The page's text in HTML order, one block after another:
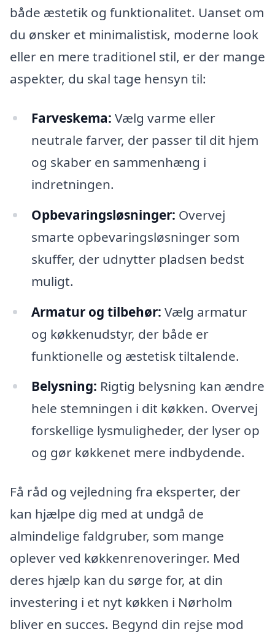
både æstetik og funktionalitet. Uanset om
du ønsker et minimalistisk, moderne look
eller en mere traditionel stil, er der mange
aspekter, du skal tage hensyn til:
Farveskema: Vælg varme eller
neutrale farver, der passer til dit hjem
og skaber en sammenhæng i
indretningen.
Opbevaringsløsninger: Overvej
smarte opbevaringsløsninger som
skuffer, der udnytter pladsen bedst
muligt.
Armatur og tilbehør: Vælg armatur
og køkkenudstyr, der både er
funktionelle og æstetisk tiltalende.
Belysning: Rigtig belysning kan ændre
hele stemningen i dit køkken. Overvej
forskellige lysmuligheder, der lyser op
og gør køkkenet mere indbydende.
Få råd og vejledning fra eksperter, der
kan hjælpe dig med at undgå de
almindelige faldgruber, som mange
oplever ved køkkenrenoveringer. Med
deres hjælp kan du sørge for, at din
investering i et nyt køkken i Nørholm
bliver en succes. Begynd din rejse mod